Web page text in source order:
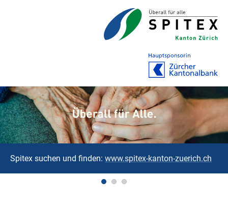
Spitex suchen und finden: www.spitex-kanton-zuerich.ch